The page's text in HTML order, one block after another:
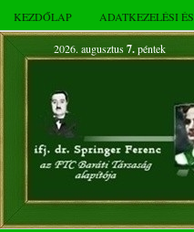
KEZDŐLAP ADATKEZELÉSI
2026. augusztus 7.péntek